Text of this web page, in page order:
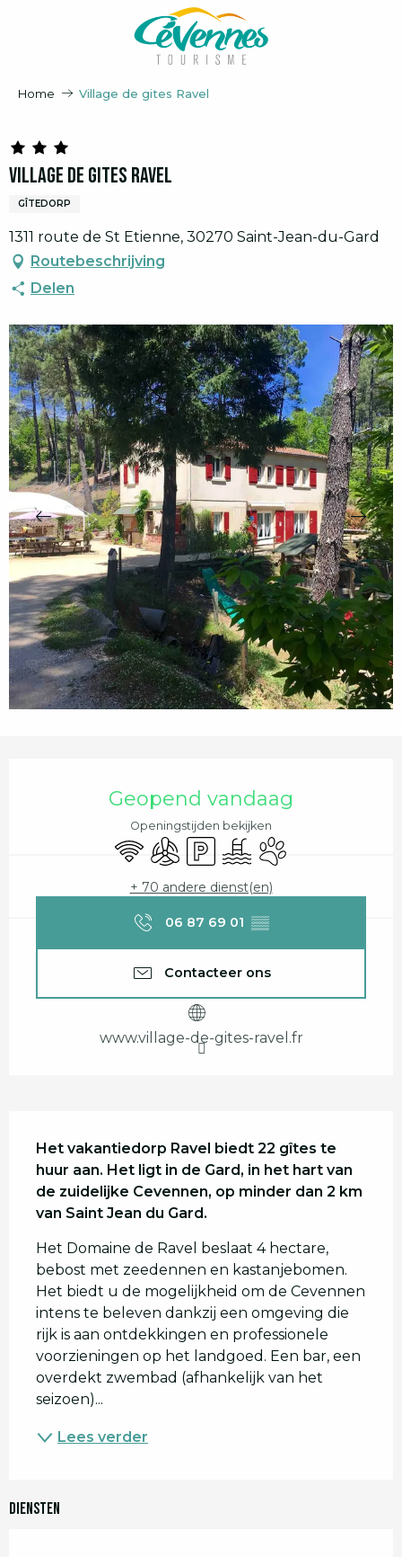
Home Village de gites Ravel
Village de gites Ravel
GÎTEDORP
1311 route de St Etienne, 30270 Saint-Jean-du-Gard
Routebeschrijving
Delen
Geopend vandaag
Openingstijden bekijken
Wifi Met aircoParkeerplaats
ZwembadDieren toegelaten
+ 70 andere dienst(en)
06 87 69 01 ▒▒
Contacteer ons
www.village-de-gites-ravel.fr
Beschrijving
Het vakantiedorp Ravel biedt 22 gîtes te
huur aan. Het ligt in de Gard, in het hart van
de zuidelijke Cevennen, op minder dan 2 km
van Saint Jean du Gard.
Het Domaine de Ravel beslaat 4 hectare,
bebost met zeedennen en kastanjebomen.
Het biedt u de mogelijkheid om de Cevennen
intens te beleven dankzij een omgeving die
rijk is aan ontdekkingen en professionele
voorzieningen op het landgoed. Een bar, een
overdekt zwembad (afhankelijk van het
seizoen)...
Lees verder
Diensten